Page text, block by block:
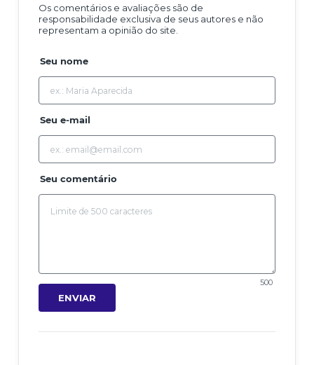
Os comentários e avaliações são de
responsabilidade exclusiva de seus autores e não
representam a opinião do site.
Seu nome
Seu e-mail
Seu comentário
500
ENVIAR